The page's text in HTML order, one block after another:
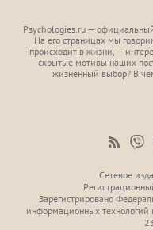
Psychologies.ru —
На его страницах мы
происходит в жизни, —
скрытые мотивы наших
жизненный выбор? В
Сетевое
Зарегистрировано
информационных